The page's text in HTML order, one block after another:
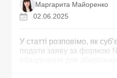
Маргарита Майоренко
02.06.2025
У статті розповімо, як
подати заяву за